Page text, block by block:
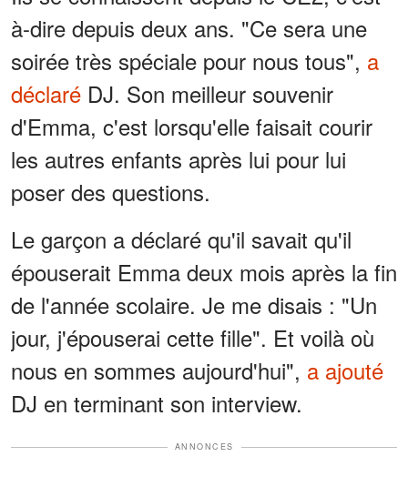
à-dire depuis deux ans. "Ce sera une
soirée très spéciale pour nous tous", a
déclaré DJ. Son meilleur souvenir
d'Emma, c'est lorsqu'elle faisait courir
les autres enfants après lui pour lui
poser des questions.
Le garçon a déclaré qu'il savait qu'il
épouserait Emma deux mois après la fin
de l'année scolaire. Je me disais : "Un
jour, j'épouserai cette fille". Et voilà où
nous en sommes aujourd'hui", a ajouté
DJ en terminant son interview.
ANNONCES